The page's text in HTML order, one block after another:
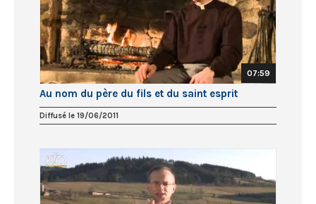
07:59
Au nom du père du fils et du saint esprit
Diffusé le 19/06/2011